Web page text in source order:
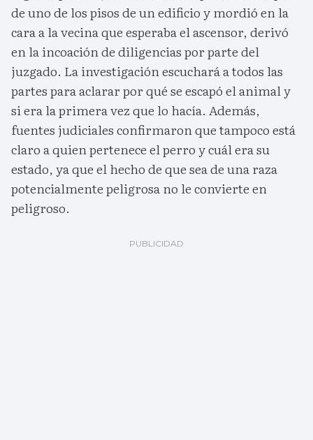
de uno de los pisos de un edificio y mordió en la
cara a la vecina que esperaba el ascensor, derivó
en la incoación de diligencias por parte del
juzgado. La investigación escuchará a todos las
partes para aclarar por qué se escapó el animal y
si era la primera vez que lo hacía. Además,
fuentes judiciales confirmaron que tampoco está
claro a quien pertenece el perro y cuál era su
estado, ya que el hecho de que sea de una raza
potencialmente peligrosa no le convierte en
peligroso.